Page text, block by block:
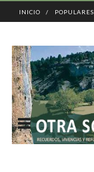
INICIO POPULARES